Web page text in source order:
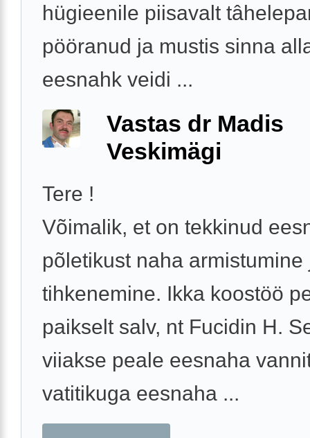
hügieenile piisavalt
pööranud ja mustis sinna
eesnahk veidi ...
Vastas dr Madis
Veskimägi
Tere !
Võimalik, et on tekkinud
põletikust naha armistumine
tihkenemine. Ikka koostöö
paikselt salv, nt Fucidin H.
viiakse peale eesnaha
vatitikuga eesnaha ...